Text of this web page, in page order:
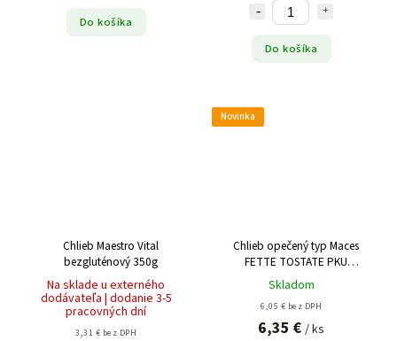
Do košíka
Do košíka
Chlieb Maestro Vital
bezgluténový 350g
Na sklade u externého
dodávateľa | dodanie 3-5
pracovných dní
3,31 € bez DPH
Novinka
Chlieb opečený typ Maces
FETTE TOSTATE PKU
nízkobielkovinový (6x34,3g)
205g
Skladom
6,05 € bez DPH
6,35 € / ks